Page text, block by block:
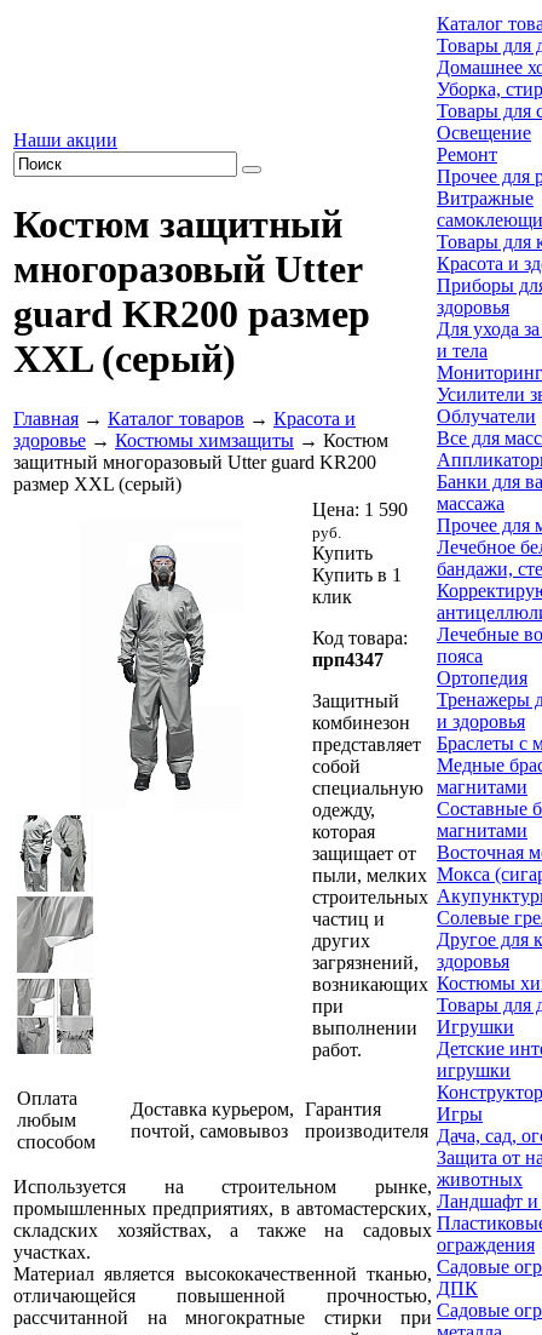
Наши акции
Костюм защитный
многоразовый Utter
guard KR200 размер
XXL (серый)
Главная → Каталог товаров → Красота и
здоровье → Костюмы химзащиты → Костюм
защитный многоразовый Utter guard KR200
размер XXL (серый)
Цена: 1 590
руб.
Купить
Купить в 1
клик
Код товара:
прп4347
Защитный
комбинезон
представляет
собой
специальную
одежду,
которая
защищает от
пыли, мелких
строительных
частиц и
других
загрязнений,
возникающих
при
выполнении
работ.
Оплата
любым
способом
Доставка курьером,
почтой, самовывоз
Гарантия
производителя
Используется на строительном рынке,
промышленных предприятиях, в автомастерских,
складских хозяйствах, а также на садовых
участках.
Материал является высококачественной тканью,
отличающейся повышенной прочностью,
рассчитанной на многократные стирки при
Каталог
Товары для
Домашнее
Уборка,
Товары для
Освещение
Ремонт
Прочее для
Витражные
Товары для
Красота и
Приборы
здоровья
Для ухода
и тела
Мониторинг
Усилители
Облучатели
Все для
Банки для
массажа
Прочее для
Лечебное
бандажи,
Лечебные
пояса
Ортопедия
Тренажеры
и здоровья
Браслеты с
Медные
магнитами
Составные
магнитами
Восточная
Мокса
Солевые
Другое для
здоровья
Костюмы
Товары для
Игрушки
Детские
игрушки
Игры
Дача, сад,
Защита от
животных
Ландшафт и
ограждения
Садовые
ДПК
Садовые